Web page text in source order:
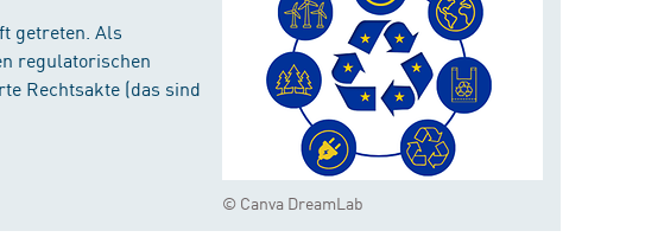
© Canva DreamLab
getreten. Als
regulatorischen
Rechtsakte (das sind